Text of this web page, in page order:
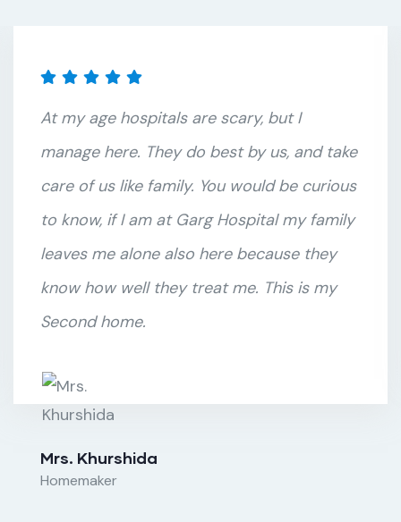
At my age hospitals are scary, but I
manage here. They do best by us, and take
care of us like family. You would be curious
to know, if I am at Garg Hospital my family
leaves me alone also here because they
know how well they treat me. This is my
Second home.
Mrs. Khurshida
Homemaker